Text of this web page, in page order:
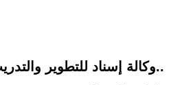
وكالة إسناد للتطوير والتدريب..